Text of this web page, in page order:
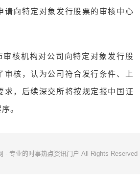
请向特定对象发行股票的审核中心
审核机构对公司向特定对象发行股
审核，认为公司符合发行条件、上
求，后续深交所将按规定报中国证
。
- 专业的时事热点资讯门户 All Rights Reserved